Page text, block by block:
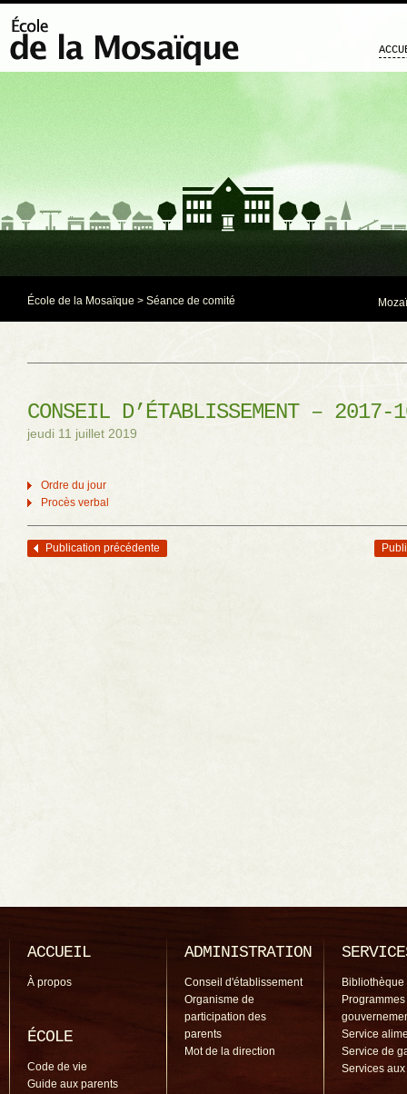
École de la Mosaïque > Séance de comité
CONSEIL D’ÉTABLISSEMENT – 2017-
jeudi 11 juillet 2019
Ordre du jour
Procès verbal
Navigation des articles
Publication précédente
ACCUEIL
À propos
ÉCOLE
Code de vie
Guide aux parents
ADMINISTRATION
Conseil d'établissement
Organisme de
participation des
parents
Mot de la direction
Bibliothèque
Programmes
Service
Service de
Services